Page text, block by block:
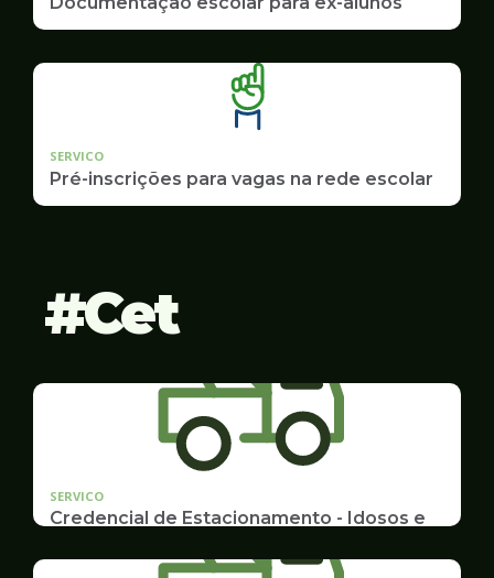
SERVICO
Pré-inscrições para vagas na rede escolar
Cet
SERVICO
Credencial de Estacionamento - Idosos e
Cadastramento e Renovação